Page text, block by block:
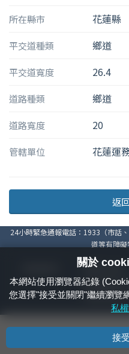
所在縣市 花蓮縣
平交道種類 鄉道
平交道寬度 26.4
道路種類 鄉道
道路寬度 20
管轄單位 花蓮運
返
24小時緊急通報電話：1933（市話
道等有障礙
資通安全政策
國營臺灣鐵路股
本頁產生時間：
關於
本網站使用瀏覽器紀錄
您選擇"接受並關閉"繼續瀏覽
私
接